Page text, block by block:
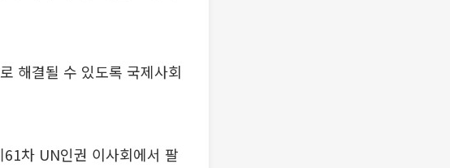
해결될 수 있도록 국제사회
차 UN인권 이사회에서 팔